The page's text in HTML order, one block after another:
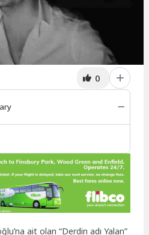
0
ait olan “Derdin adı Yalan”